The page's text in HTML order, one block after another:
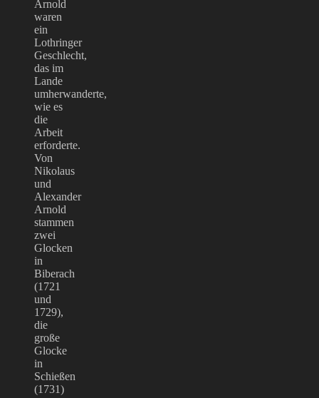
Arnold
waren
ein
Lothringer
Geschlecht,
das im
Lande
umherwanderte,
wie es
die
Arbeit
erforderte.
Von
Nikolaus
und
Alexander
Arnold
stammen
zwei
Glocken
in
Biberach
(1721
und
1729),
die
große
Glocke
in
Schießen
(1731)